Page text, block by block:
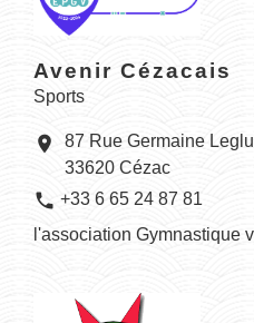
Avenir Cézacais
Sports
location_on
87 Rue Germaine Leglu
33620 Cézac
phone +33 6 65 24 87 81
l'association Gymnastique